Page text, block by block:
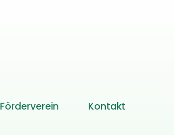
Förderverein Kontakt